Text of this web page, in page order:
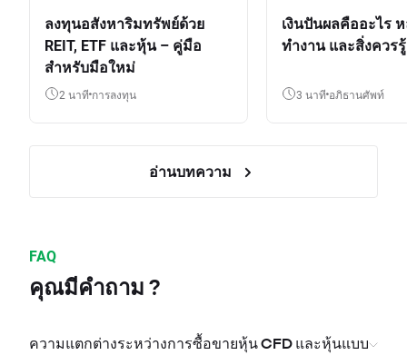
ลงทุนอสังหาริมทรัพย์ด้วย
REIT, ETF และหุ้น – คู่มือ
สำหรับมือใหม่
2 นาที การลงทุน
เงินปันผลคืออะไร
ทำงาน และสิ่งควรรู้
3 นาที อภิธานศัพท์
อ่านบทความ
FAQ
คุณมีคำถาม ?
ความแตกต่างระหว่างการซื้อขายหุ้น CFD และหุ้นแบบ